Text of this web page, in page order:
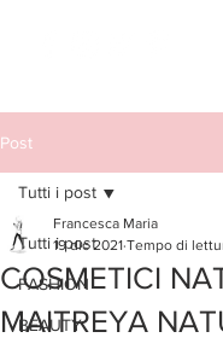
Post
Tutti i post
FASHION
BEAUTY
Tutti i post
COSMETICI
MAITREYA
Francesca Maria
19 dic 2021 Tempo di